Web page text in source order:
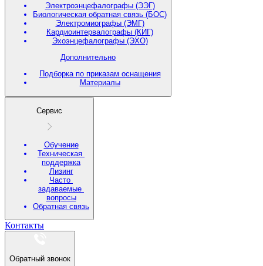
Электроэнцефалографы (ЭЭГ)
Биологическая обратная связь (БОС)
Электромиографы (ЭМГ)
Кардиоинтервалографы (КИГ)
Эхоэнцефалографы (ЭХО)
Дополнительно
Подборка по приказам оснащения
Материалы
Сервис
Обучение
Техническая
поддержка
Лизинг
Часто
задаваемые
вопросы
Обратная связь
Контакты
Обратный звонок